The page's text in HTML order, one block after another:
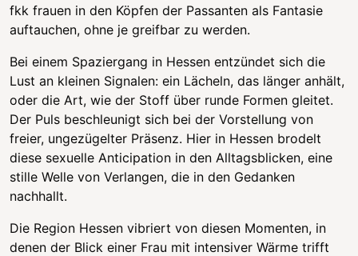
fkk frauen in den Köpfen der Passanten als Fantasie
auftauchen, ohne je greifbar zu werden.
Bei einem Spaziergang in Hessen entzündet sich die
Lust an kleinen Signalen: ein Lächeln, das länger anhält,
oder die Art, wie der Stoff über runde Formen gleitet.
Der Puls beschleunigt sich bei der Vorstellung von
freier, ungezügelter Präsenz. Hier in Hessen brodelt
diese sexuelle Anticipation in den Alltagsblicken, eine
stille Welle von Verlangen, die in den Gedanken
nachhallt.
Die Region Hessen vibriert von diesen Momenten, in
denen der Blick einer Frau mit intensiver Wärme trifft